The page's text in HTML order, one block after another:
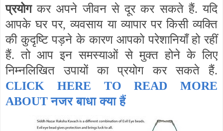
प्रयोगकर अपने जीवन से दूर कर सकते हैं. यदि
आपके घर पर, व्यवसाय या व्यापार पर किसी व्यक्ति
की कुदृष्टि पड़ने के कारण आपको परेशानियाँ हो रहीं
हैं. तो आप इन समस्याओं से मुक्त होने के लिए
निम्नलिखित उपायों का प्रयोग कर सकते हैं.
CLICK HERE TO READ MORE
ABOUTनजर बाधा क्या हैं